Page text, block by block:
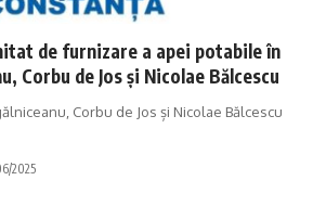
de furnizare a apei potabile în
Corbu de Jos și Nicolae Bălcescu
Corbu de Jos și Nicolae Bălcescu
2025